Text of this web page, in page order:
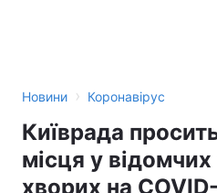
Новини › Коронавірус
Київрада
місця у
хворих на